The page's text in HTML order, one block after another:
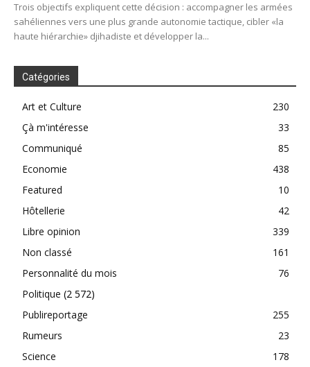
Trois objectifs expliquent cette décision : accompagner les armées
sahéliennes vers une plus grande autonomie tactique, cibler «la
haute hiérarchie» djihadiste et développer la...
Catégories
Art et Culture
230
Çà m'intéresse
33
Communiqué
85
Economie
438
Featured
10
Hôtellerie
42
Libre opinion
339
Non classé
161
Personnalité du mois
76
Politique (2 572)
Publireportage
255
Rumeurs
23
Science
178